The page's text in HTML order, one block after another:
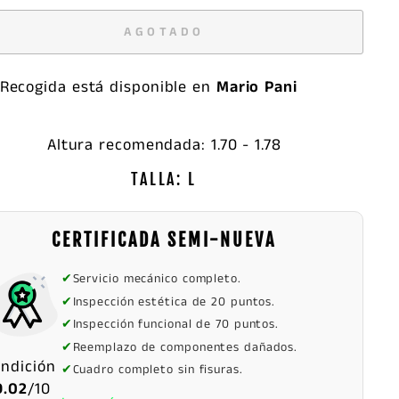
AGOTADO
Recogida está disponible en Mario Pani
Altura recomendada: 1.70 - 1.78
TALLA: L
CERTIFICADA SEMI-NUEVA
/10
✔Servicio mecánico completo.
✔ Inspección estética de 20 puntos.
✔ Inspección funcional de 70 puntos.
✔ Reemplazo de componentes dañados.
✔Cuadro completo sin fisuras.